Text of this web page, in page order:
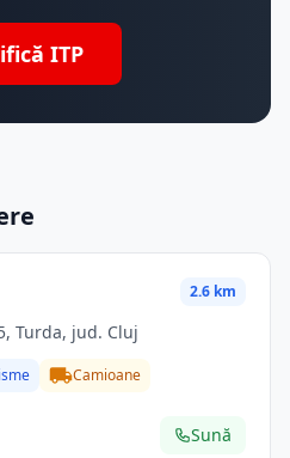
ITP
2.6 km
Turda, jud. Cluj
Camioane
Sună